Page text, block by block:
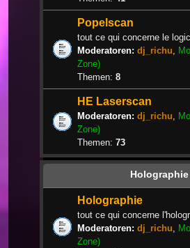
Popelscan
tout ce qui concerne le
Moderatoren: dj_richu
Zone)
Themen: 8
HE Laserscan
Moderatoren: dj_richu
Zone)
Themen: 73
Holographie
Holographie
tout ce qui concerne
Moderatoren: dj_richu
Zone)